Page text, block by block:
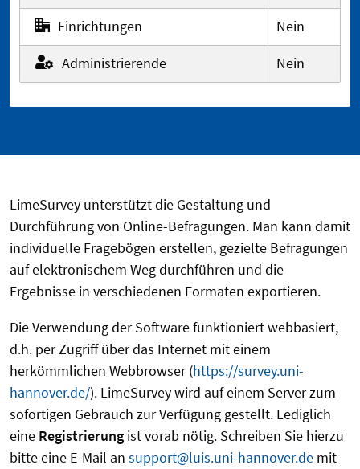
Einrichtungen
Nein
Administrierende
Nein
LimeSurvey unterstützt die Gestaltung und
Durchführung von Online-Befragungen. Man kann damit
individuelle Fragebögen erstellen, gezielte Befragungen
auf elektronischem Weg durchführen und die
Ergebnisse in verschiedenen Formaten exportieren.
Die Verwendung der Software funktioniert webbasiert,
d.h. per Zugriff über das Internet mit einem
herkömmlichen Webbrowser (https://survey.uni-
hannover.de/). LimeSurvey wird auf einem Server zum
sofortigen Gebrauch zur Verfügung gestellt. Lediglich
eine Registrierung ist vorab nötig. Schreiben Sie hierzu
bitte eine E-Mail an support@luis.uni-hannover.de mit